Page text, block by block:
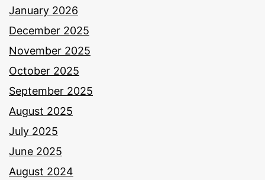
January 2026
December 2025
November 2025
October 2025
September 2025
August 2025
July 2025
June 2025
August 2024